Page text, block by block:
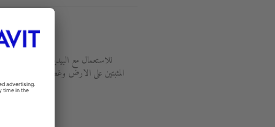
تثبيت
#006701
للاستعمال مع البيديه والمرحاض
المثبتين على الارض وغطاء السيفو...